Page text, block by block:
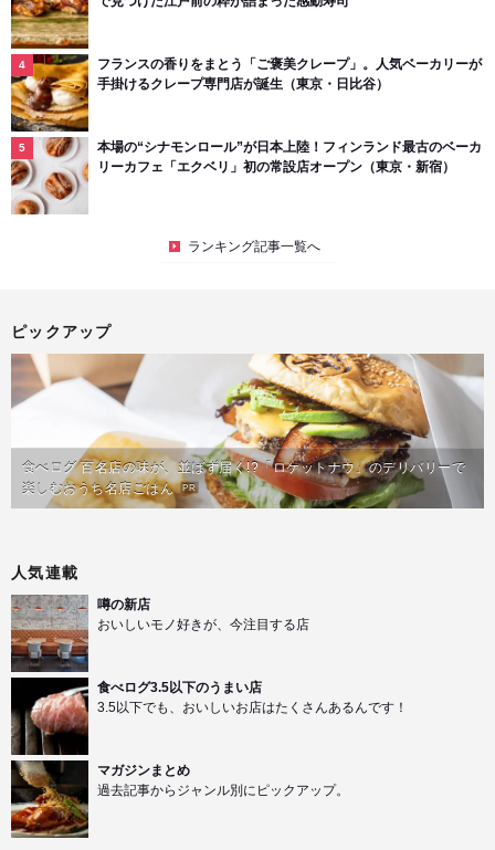
フランスの香りをまとう「ご褒美クレープ」。人気ベーカリーが
手掛けるクレープ専門店が誕生（東京・日比谷）
本場の“シナモンロール”が日本上陸！フィンランド最古のベーカ
リーカフェ「エクベリ」初の常設店オープン（東京・新宿）
ランキング記事一覧へ
ピックアップ
食べログ 百名店の味が、並ばず届く!?「ロケットナウ」のデリバリーで
楽しむおうち名店ごはん PR
人気連載
噂の新店
おいしいモノ好きが、今注目する店
食べログ3.5以下のうまい店
3.5以下でも、おいしいお店はたくさんあるんです！
マガジンまとめ
過去記事からジャンル別にピックアップ。